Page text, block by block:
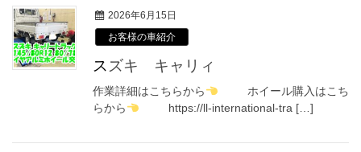
2026年6月15日
お客様の車紹介
スズキ キャリィ
作業詳細はこちらから
ホイール購入はこち
らから
https://ll-international-tra […]